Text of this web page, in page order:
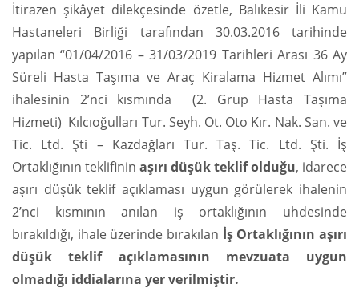
İtirazen şikâyet dilekçesinde özetle, Balıkesir İli Kamu
Hastaneleri Birliği tarafından 30.03.2016 tarihinde
yapılan “01/04/2016 – 31/03/2019 Tarihleri Arası 36 Ay
Süreli Hasta Taşıma ve Araç Kiralama Hizmet Alımı”
ihalesinin 2’nci kısmında (2. Grup Hasta Taşıma
Hizmeti) Kılcıoğulları Tur. Seyh. Ot. Oto Kır. Nak. San. ve
Tic. Ltd. Şti – Kazdağları Tur. Taş. Tic. Ltd. Şti. İş
Ortaklığının teklifinin aşırı düşük teklif olduğu, idarece
aşırı düşük teklif açıklaması uygun görülerek ihalenin
2’nci kısmının anılan iş ortaklığının uhdesinde
bırakıldığı, ihale üzerinde bırakılan İş Ortaklığının aşırı
düşük teklif açıklamasının mevzuata uygun
olmadığı iddialarına yer verilmiştir.